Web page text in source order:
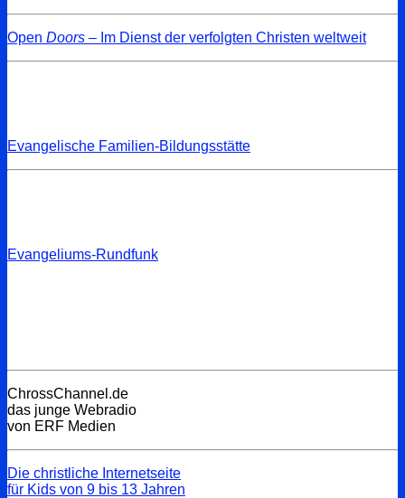
Open Doors – Im Dienst der verfolgten Christen weltweit
Evangelische Familien-Bildungsstätte
Evangeliums-Rundfunk
ChrossChannel.de
das junge Webradio
von ERF Medien
Die christliche Internetseite
für Kids von 9 bis 13 Jahren